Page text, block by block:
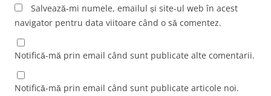
Salvează-mi numele, emailul și site-ul web în acest
navigator pentru data viitoare când o să comentez.
Notifică-mă prin email când sunt publicate alte comentarii.
Notifică-mă prin email când sunt publicate articole noi.